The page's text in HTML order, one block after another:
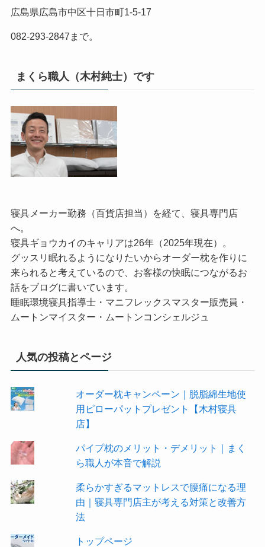
広島県広島市中区十日市町1-5-17
082-293-2847まで。
まくら職人（木村純士）です
寝具メーカー勤務（百貨店担当）を経て、寝具専門店
へ。
寝具ギョウカイのキャリアは26年（2025年現在）。
グッスリ眠れるようになりたいからオーダー枕を作りに
来られると考えているので、お客様の快眠につながるお
話をブログに書いています。
睡眠環境寝具指導士・マニフレックスマスター販売員・
ムートンマイスター・ムートンコンシェルジュ
人気の投稿とページ
オーダー枕キャンペーン｜脱脂綿生地使
用ピローパットプレゼント【木村寝具
店】
パイプ枕のメリット・デメリット｜まく
ら職人が本音で解説
柔らかすぎるマットレスで腰痛になる理
由｜寝具専門店主が考える対策と改善方
法
トップページ